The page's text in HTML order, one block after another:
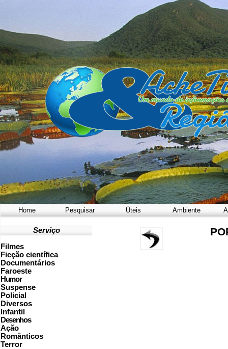
Home Pesquisar Úteis Ambiente
Serviço
Filmes
Ficção científica
Documentários
Faroeste
Humor
Suspense
Policial
Diversos
Infantil
Desenhos
Ação
Românticos
Terror